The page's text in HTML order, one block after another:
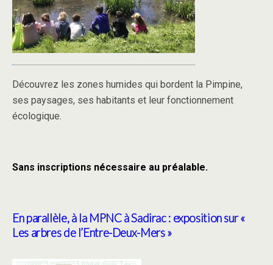
Découvrez les zones humides qui bordent la Pimpine,
ses paysages, ses habitants et leur fonctionnement
écologique.
Sans inscriptions nécessaire au préalable.
En parallèle, à la MPNC à Sadirac : exposition sur «
Les arbres de l’Entre-Deux-Mers »